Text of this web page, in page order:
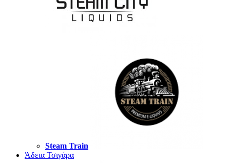
Steam Train
Άδεια Τσιγάρα